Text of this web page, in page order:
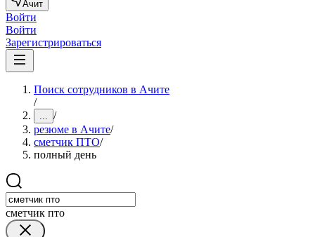
Ачит
Войти
Войти
Зарегистрироваться
Поиск сотрудников в Ачите
/
... /
резюме в Ачите/
сметчик ПТО/
полный день
сметчик пто